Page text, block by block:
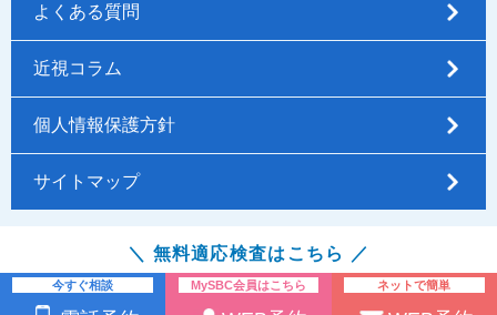
＼ 無料適応検査はこちら ／
今すぐ相談 MySBC会員はこちら ネットで簡単
よくある質問
近視コラム
個人情報保護方針
サイトマップ
Copyright © 新宿近視クリニック All Rights Reserved..